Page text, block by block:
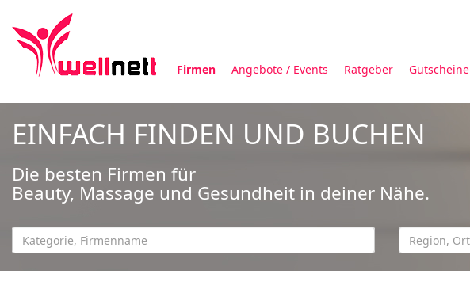
Firmen Angebote / Events Ratgeber Gutscheine
EINFACH FINDEN UND BUCHEN
Die besten Firmen für
Beauty, Massage und Gesundheit in deiner Nähe.